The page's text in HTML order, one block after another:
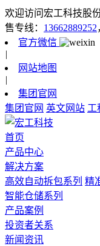
欢迎访问宏工科技股
售专线： 13662889252
官方微信
|
网站地图
|
集团官网
集团官网 英文网站 工
首页
产品中心
解决方案
高效自动拆包系列 精
智能仓储系列
产品案例
投资者关系
新闻资讯